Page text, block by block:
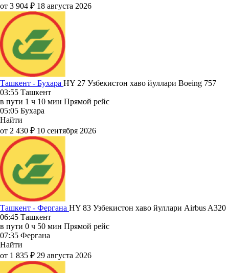
от 3 904 ₽ 18 августа 2026
Ташкент - Бухара HY 27 Узбекистон хаво йуллари Boeing 757
03:55 Ташкент
в пути 1 ч 10 мин Прямой рейс
05:05 Бухара
Найти
от 2 430 ₽ 10 сентября 2026
Ташкент - Фергана HY 83 Узбекистон хаво йуллари Airbus A320
06:45 Ташкент
в пути 0 ч 50 мин Прямой рейс
07:35 Фергана
Найти
от 1 835 ₽ 29 августа 2026